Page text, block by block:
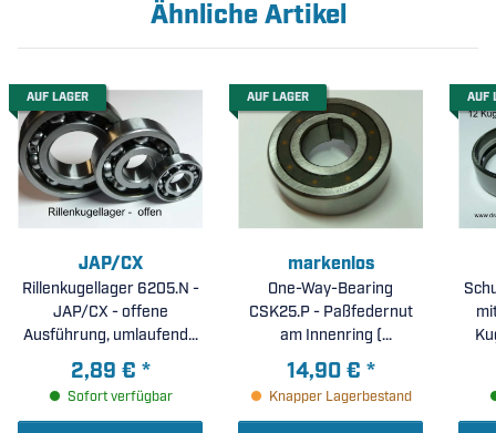
Ähnliche Artikel
AUF LAGER
JAP/CX
Rillenkugellager 6205.N -
JAP/CX - offene
Ausführung, umlaufende
Ringnut ( 25x52x15mm )
2,89 € *
Sofort verfügbar
AUF LAGER
markenlos
One-Way-Bearing
CSK25.P - Paßfedernut
am Innenring (
25x52x15mm )
14,90 € *
Knapper Lagerbestand
AUF